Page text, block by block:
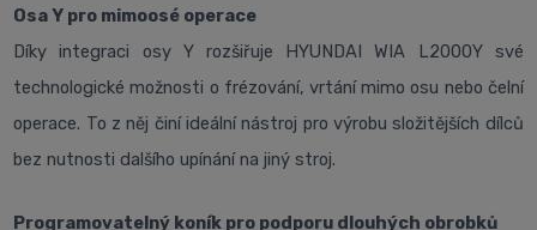
Osa Y pro mimoosé operace
Díky integraci osy Y rozšiřuje HYUNDAI WIA L2000Y své
technologické možnosti o frézování, vrtání mimo osu nebo čelní
operace. To z něj činí ideální nástroj pro výrobu složitějších dílců
bez nutnosti dalšího upínání na jiný stroj.
Programovatelný koník pro podporu dlouhých obrobků